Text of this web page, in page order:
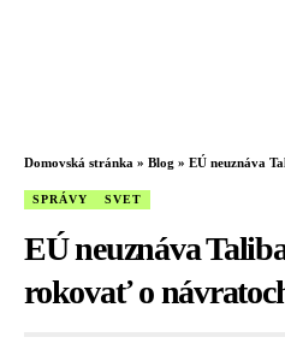
Domovská stránka » Blog » EÚ neuznáva
SPRÁVY SVET
EÚ neuznáva
rokovať o